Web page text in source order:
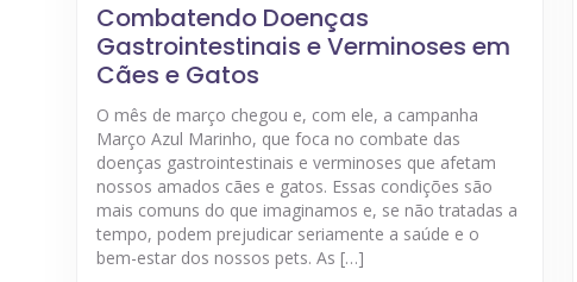
Combatendo Doenças
Gastrointestinais e Verminoses em
Cães e Gatos
O mês de março chegou e, com ele, a campanha
Março Azul Marinho, que foca no combate das
doenças gastrointestinais e verminoses que afetam
nossos amados cães e gatos. Essas condições são
mais comuns do que imaginamos e, se não tratadas a
tempo, podem prejudicar seriamente a saúde e o
bem-estar dos nossos pets. As […]